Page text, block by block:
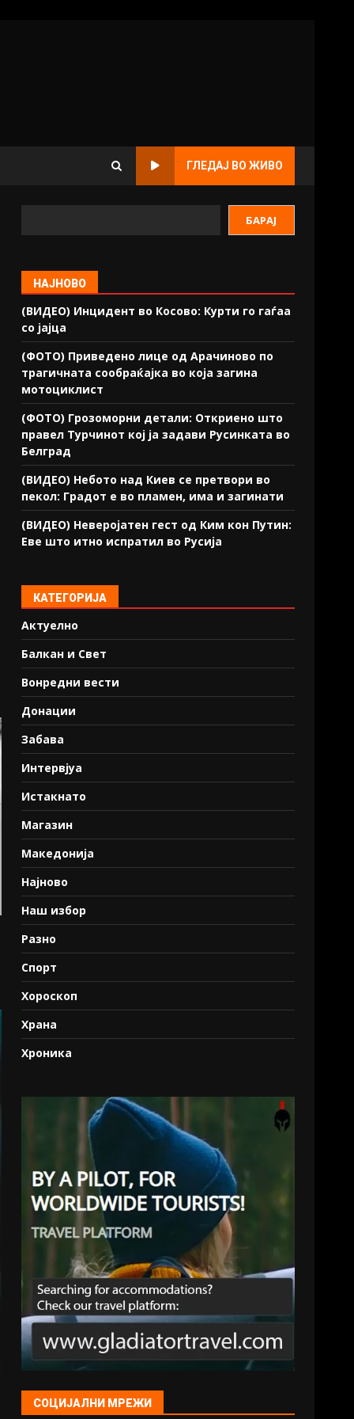
ГЛЕДАЈ ВО ЖИВО
БАРАЈ
НАЈНОВО
(ВИДЕО) Инцидент во Косово: Курти го гаѓаа
со јајца
(ФОТО) Приведено лице од Арачиново по
трагичната сообраќајка во која загина
мотоциклист
(ФОТО) Грозоморни детали: Откриено што
правел Турчинот кој ја задави Русинката во
Белград
(ВИДЕО) Небото над Киев се претвори во
пекол: Градот е во пламен, има и загинати
(ВИДЕО) Неверојатен гест од Ким кон Путин:
Еве што итно испратил во Русија
КАТЕГОРИЈА
Актуелно
Балкан и Свет
Вонредни вести
Донации
Забава
Интервјуа
Истакнато
Магазин
Македонија
Најново
Наш избор
Разно
Спорт
Хороскоп
Храна
Хроника
СОЦИЈАЛНИ МРЕЖИ